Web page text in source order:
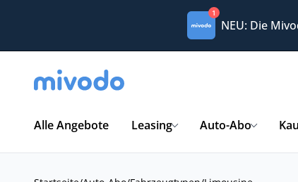
1
NEU: Die
Alle Angebote Leasing Auto-Abo